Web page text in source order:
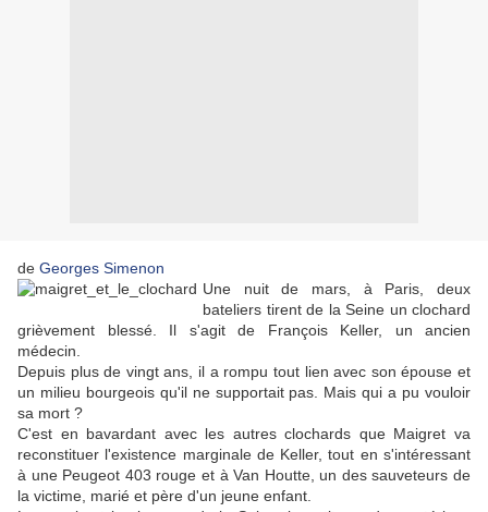
de Georges Simenon
Une nuit de mars, à Paris, deux
bateliers tirent de la Seine un clochard
grièvement blessé. Il s'agit de François Keller, un ancien
médecin.
Depuis plus de vingt ans, il a rompu tout lien avec son épouse et
un milieu bourgeois qu'il ne supportait pas. Mais qui a pu vouloir
sa mort ?
C'est en bavardant avec les autres clochards que Maigret va
reconstituer l'existence marginale de Keller, tout en s'intéressant
à une Peugeot 403 rouge et à Van Houtte, un des sauveteurs de
la victime, marié et père d'un jeune enfant.